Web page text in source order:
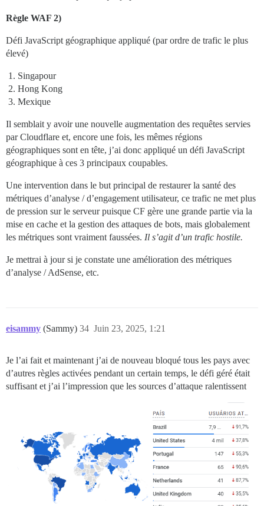
Règle WAF 2)
Défi JavaScript géographique appliqué (par ordre de trafic le plus
élevé)
Singapour
Hong Kong
Mexique
Il semblait y avoir une nouvelle augmentation des requêtes servies
par Cloudflare et, encore une fois, les mêmes régions
géographiques sont en tête, j’ai donc appliqué un défi JavaScript
géographique à ces 3 principaux coupables.
Une intervention dans le but principal de restaurer la santé des
métriques d’analyse / d’engagement utilisateur, ce trafic ne met plus
de pression sur le serveur puisque CF gère une grande partie via la
mise en cache et la gestion des attaques de bots, mais globalement
les métriques sont vraiment faussées. Il s’agit d’un trafic hostile.
Je mettrai à jour si je constate une amélioration des métriques
d’analyse / AdSense, etc.
eisammy (Sammy) Juin 23, 2025, 1:21
34
Je l’ai fait et maintenant j’ai de nouveau bloqué tous les pays avec
d’autres règles activées pendant un certain temps, le défi géré était
suffisant et j’ai l’impression que les sources d’attaque ralentissent